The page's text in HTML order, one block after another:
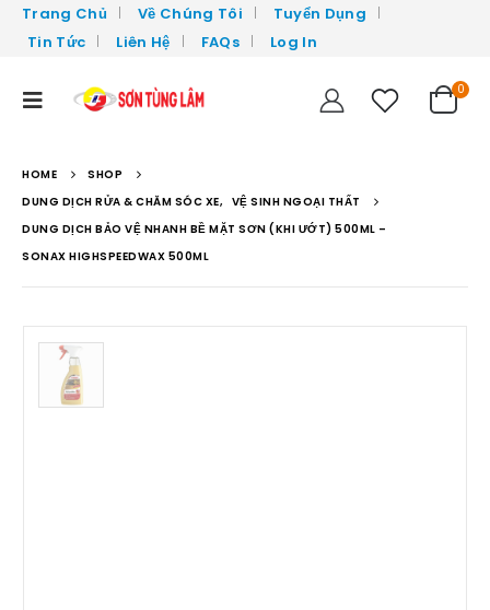
Trang Chủ Về Chúng Tôi
Tuyển Dụng
Tin Tức
Liên Hệ FAQs Log In
0
HOME
SHOP
DUNG DỊCH RỬA & CHĂM SÓC XE, VỆ SINH NGOẠI THẤT
DUNG DỊCH BẢO VỆ NHANH BỀ MẶT SƠN (KHI ƯỚT) 500ML –
SONAX HIGHSPEEDWAX 500ML